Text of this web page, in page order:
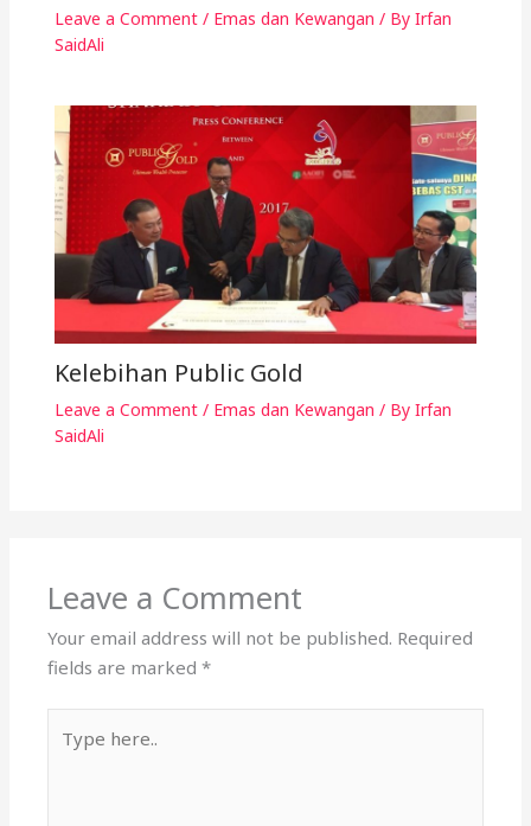
Leave a Comment / Emas dan Kewangan / By Irfan
SaidAli
Kelebihan Public Gold
Leave a Comment / Emas dan Kewangan / By Irfan
SaidAli
Leave a Comment
Your email address will not be published. Required
fields are marked*
here..